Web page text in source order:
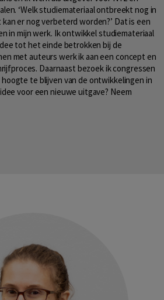
‘Welk studiemateriaal ontbreekt nog in
er nog verbeterd worden?’ Dat is een
in mijn werk. Ik ontwikkel studiemateriaal
tot het einde betrokken bij de
met auteurs werk ik aan een concept en
Daarnaast bezoek ik congressen
te blijven van de ontwikkelingen in
voor een nieuwe uitgave? Neem